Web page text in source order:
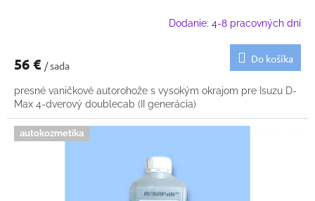
Dodanie: 4-8 pracovných dní
56 € / sada
Do košíka
presné vaničkové autorohože s vysokým okrajom pre Isuzu D-
Max 4-dverový doublecab (II generácia)
autokozmetika